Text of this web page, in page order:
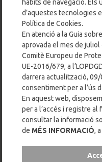
configuració.
Guia de l’AEPD,
d’accés al servei en
Podran existir
acceptació de l’ús de
o la utilització total o
s’informi
s’ofereixi una
d’accés al servei sense
cookies.
Aquestes cookies han
2016/679, l’LOPDGDD-
hàbits de navegació. Els
d’aquestes tecnologies
Política de Cookies.
En atenció a la Guia
aprovada el mes de
Comitè Europeu de
UE-2016/679, a
darrera actualització,
consentiment per a l’ús
En aquest web,
per a l’accés i registre al
consultar la informació
de MÉS INFORMACIÓ,